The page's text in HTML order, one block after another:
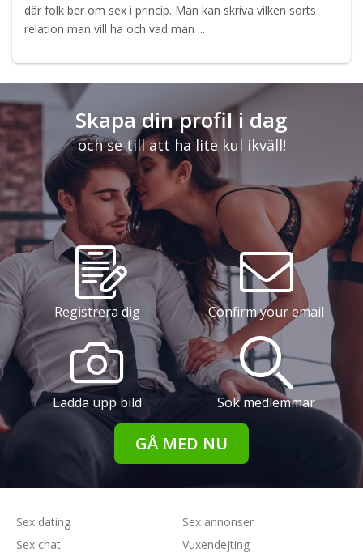
där folk ber om sex i princip. Man kan skriva vilken sorts
relation man vill ha och vad man ...
Skapa din profil i dag
och se till att ha lite kul ikväll!
Registrera dig Confirm your email
Ladda upp bild Sök medlemmar
GÅ MED NU
Sex dating
Sex chat
Sex annonser
Vuxendejting